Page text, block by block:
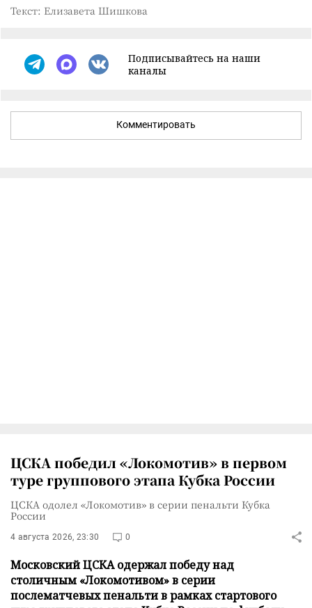
Текст: Елизавета Шишкова
Подписывайтесь на наши
каналы
Комментировать
ЦСКА победил «Локомотив» в первом
туре группового этапа Кубка России
ЦСКА одолел «Локомотив» в серии пенальти Кубка
России
4 августа 2026, 23:30 0
Московский ЦСКА одержал победу над
столичным «Локомотивом» в серии
послематчевых пенальти в рамках стартового